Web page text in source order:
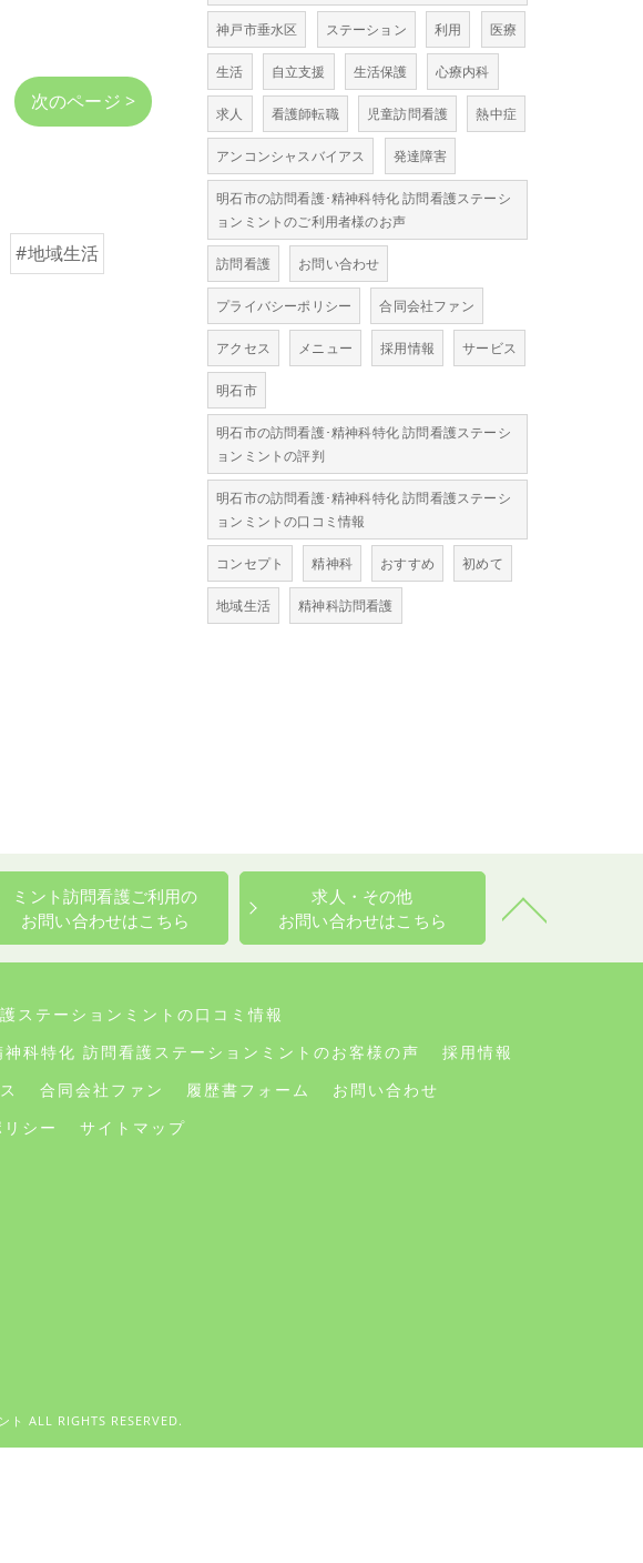
次のページ >
#地域生活
神戸市垂水区 ステーション 利用 医療
生活 自立支援 生活保護 心療内科
求人 看護師転職 児童訪問看護 熱中症
アンコンシャスバイアス 発達障害
明石市の訪問看護･精神科特化 訪問看護ステーシ
ョンミントのご利用者様のお声
訪問看護 お問い合わせ
プライバシーポリシー 合同会社ファン
アクセス メニュー 採用情報 サービス
明石市
明石市の訪問看護･精神科特化 訪問看護ステーシ
ョンミントの評判
明石市の訪問看護･精神科特化 訪問看護ステーシ
ョンミントの口コミ情報
コンセプト 精神科 おすすめ 初めて
地域生活 精神科訪問看護
ミント訪問看護ご利用の
お問い合わせはこちら
求人・その他
お問い合わせはこちら
ステーションミントの口コミ情報
科特化 訪問看護ステーションミントのお客様の声
採用情報
合同会社ファン 履歴書フォーム
お問い合わせ
シー サイトマップ
ALL RIGHTS RESERVED.